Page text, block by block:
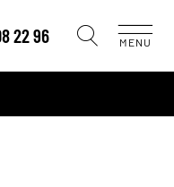
22 96 MENU